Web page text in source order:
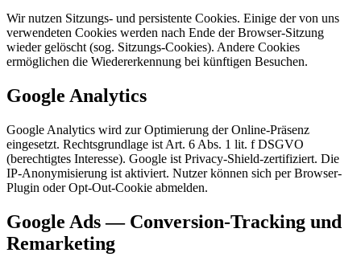
Wir nutzen Sitzungs- und persistente Cookies. Einige der von uns
verwendeten Cookies werden nach Ende der Browser-Sitzung
wieder gelöscht (sog. Sitzungs-Cookies). Andere Cookies
ermöglichen die Wiedererkennung bei künftigen Besuchen.
Google Analytics
Google Analytics wird zur Optimierung der Online-Präsenz
eingesetzt. Rechtsgrundlage ist Art. 6 Abs. 1 lit. f DSGVO
(berechtigtes Interesse). Google ist Privacy-Shield-zertifiziert. Die
IP-Anonymisierung ist aktiviert. Nutzer können sich per Browser-
Plugin oder Opt-Out-Cookie abmelden.
Google Ads — Conversion-Tracking und
Remarketing